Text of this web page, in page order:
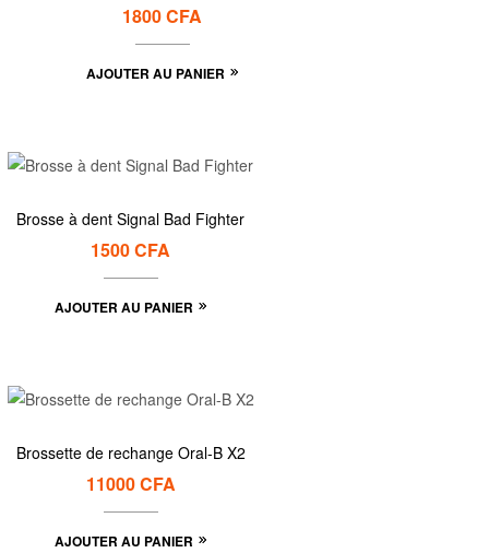
1800CFA
AJOUTER AU PANIER
Brosse à dent Signal Bad Fighter
1500CFA
AJOUTER AU PANIER
Brossette de rechange Oral-B X2
11000CFA
AJOUTER AU PANIER